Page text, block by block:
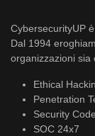
CybersecurityUP
Dal 1994
organizzazioni sia
Ethical
Penetration
Security
SOC 24x7